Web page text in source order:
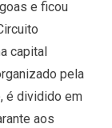
e ficou
capital
pela
é dividido em
aos